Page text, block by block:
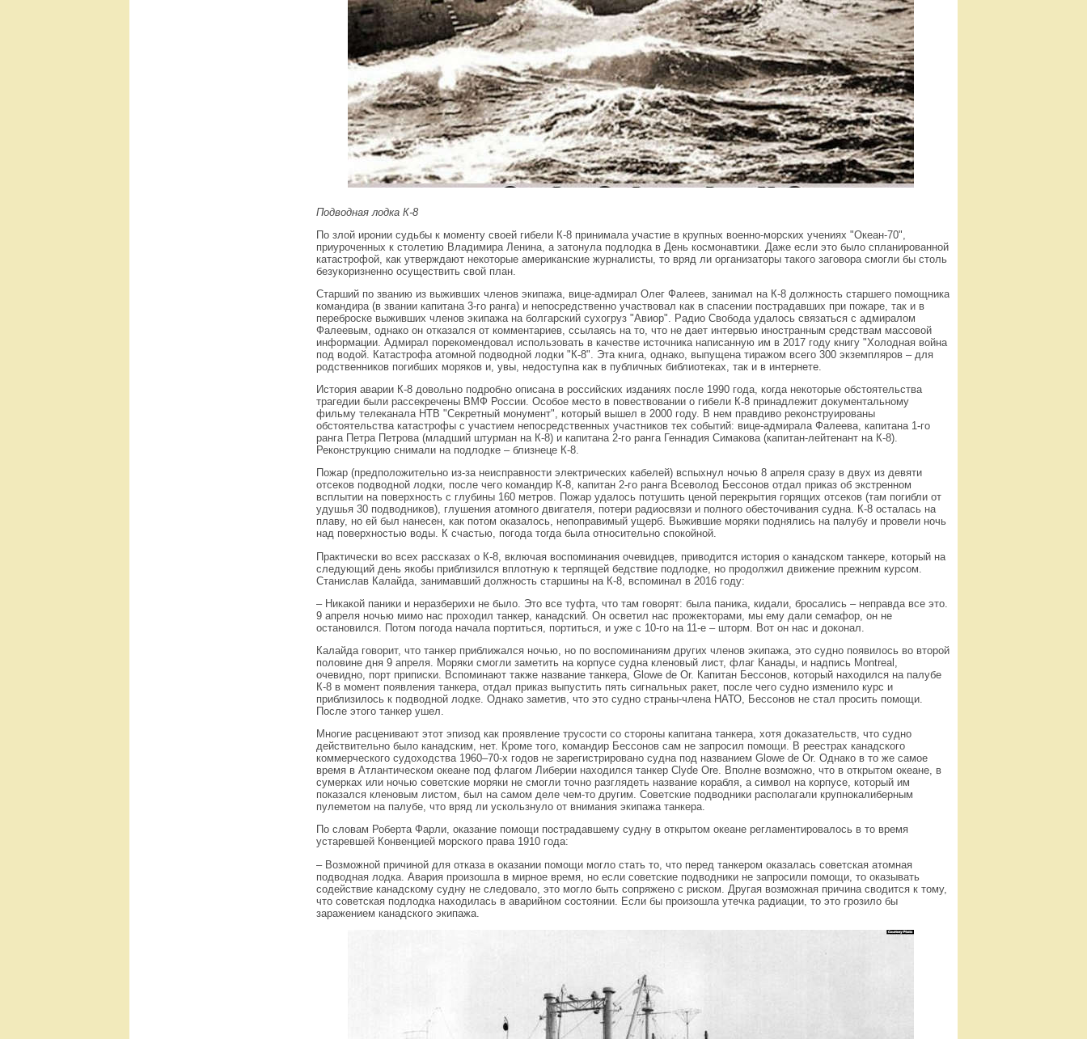
Подводная лодка К-8
По злой иронии судьбы к моменту своей гибели К-8 принимала участие в крупных военно-морских учениях "Океан-70",
приуроченных к столетию Владимира Ленина, а затонула подлодка в День космонавтики. Даже если это было спланированной
катастрофой, как утверждают некоторые американские журналисты, то вряд ли организаторы такого заговора смогли бы столь
безукоризненно осуществить свой план.
Старший по званию из выживших членов экипажа, вице-адмирал Олег Фалеев, занимал на К-8 должность старшего помощника
командира (в звании капитана 3-го ранга) и непосредственно участвовал как в спасении пострадавших при пожаре, так и в
переброске выживших членов экипажа на болгарский сухогруз "Авиор". Радио Свобода удалось связаться с адмиралом
Фалеевым, однако он отказался от комментариев, ссылаясь на то, что не дает интервью иностранным средствам массовой
информации. Адмирал порекомендовал использовать в качестве источника написанную им в 2017 году книгу "Холодная война
под водой. Катастрофа атомной подводной лодки "К-8". Эта книга, однако, выпущена тиражом всего 300 экземпляров – для
родственников погибших моряков и, увы, недоступна как в публичных библиотеках, так и в интернете.
История аварии К-8 довольно подробно описана в российских изданиях после 1990 года, когда некоторые обстоятельства
трагедии были рассекречены ВМФ России. Особое место в повествовании о гибели К-8 принадлежит документальному
фильму телеканала НТВ "Секретный монумент", который вышел в 2000 году. В нем правдиво реконструированы
обстоятельства катастрофы с участием непосредственных участников тех событий: вице-адмирала Фалеева, капитана 1-го
ранга Петра Петрова (младший штурман на К-8) и капитана 2-го ранга Геннадия Симакова (капитан-лейтенант на К-8).
Реконструкцию снимали на подлодке – близнеце К-8.
Пожар (предположительно из-за неисправности электрических кабелей) вспыхнул ночью 8 апреля сразу в двух из девяти
отсеков подводной лодки, после чего командир К-8, капитан 2-го ранга Всеволод Бессонов отдал приказ об экстренном
всплытии на поверхность с глубины 160 метров. Пожар удалось потушить ценой перекрытия горящих отсеков (там погибли от
удушья 30 подводников), глушения атомного двигателя, потери радиосвязи и полного обесточивания судна. К-8 осталась на
плаву, но ей был нанесен, как потом оказалось, непоправимый ущерб. Выжившие моряки поднялись на палубу и провели ночь
над поверхностью воды. К счастью, погода тогда была относительно спокойной.
Практически во всех рассказах о К-8, включая воспоминания очевидцев, приводится история о канадском танкере, который на
следующий день якобы приблизился вплотную к терпящей бедствие подлодке, но продолжил движение прежним курсом.
Станислав Калайда, занимавший должность старшины на К-8, вспоминал в 2016 году:
– Никакой паники и неразберихи не было. Это все туфта, что там говорят: была паника, кидали, бросались – неправда все это.
9 апреля ночью мимо нас проходил танкер, канадский. Он осветил нас прожекторами, мы ему дали семафор, он не
остановился. Потом погода начала портиться, портиться, и уже с 10-го на 11-е – шторм. Вот он нас и доконал.
Калайда говорит, что танкер приближался ночью, но по воспоминаниям других членов экипажа, это судно появилось во второй
половине дня 9 апреля. Моряки смогли заметить на корпусе судна кленовый лист, флаг Канады, и надпись Montreal,
очевидно, порт приписки. Вспоминают также название танкера, Glowe de Or. Капитан Бессонов, который находился на палубе
К-8 в момент появления танкера, отдал приказ выпустить пять сигнальных ракет, после чего судно изменило курс и
приблизилось к подводной лодке. Однако заметив, что это судно страны-члена НАТО, Бессонов не стал просить помощи.
После этого танкер ушел.
Многие расценивают этот эпизод как проявление трусости со стороны капитана танкера, хотя доказательств, что судно
действительно было канадским, нет. Кроме того, командир Бессонов сам не запросил помощи. В реестрах канадского
коммерческого судоходства 1960–70-х годов не зарегистрировано судна под названием Glowe de Or. Однако в то же самое
время в Атлантическом океане под флагом Либерии находился танкер Clyde Ore. Вполне возможно, что в открытом океане, в
сумерках или ночью советские моряки не смогли точно разглядеть название корабля, а символ на корпусе, который им
показался кленовым листом, был на самом деле чем-то другим. Советские подводники располагали крупнокалиберным
пулеметом на палубе, что вряд ли ускользнуло от внимания экипажа танкера.
По словам Роберта Фарли, оказание помощи пострадавшему судну в открытом океане регламентировалось в то время
устаревшей Конвенцией морского права 1910 года:
– Возможной причиной для отказа в оказании помощи могло стать то, что перед танкером оказалась советская атомная
подводная лодка. Авария произошла в мирное время, но если советские подводники не запросили помощи, то оказывать
содействие канадскому судну не следовало, это могло быть сопряжено с риском. Другая возможная причина сводится к тому,
что советская подлодка находилась в аварийном состоянии. Если бы произошла утечка радиации, то это грозило бы
заражением канадского экипажа.